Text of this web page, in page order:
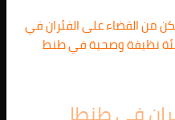
من القضاء على الفئران في
نظيفة وصحية في طنط